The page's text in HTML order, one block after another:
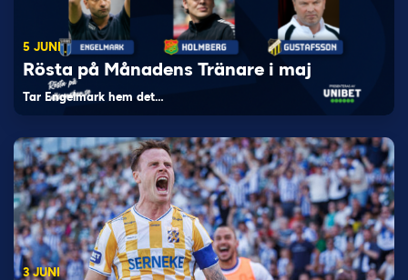
5 JUNI
Rösta på Månadens Tränare i maj
Tar Engelmark hem det…
3 JUNI